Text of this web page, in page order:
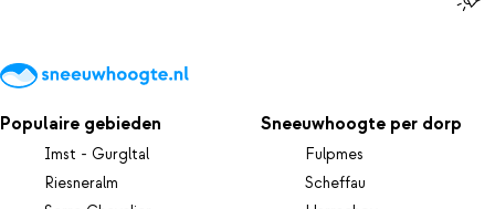
Populaire gebieden
Imst - Gurgltal
Riesneralm
Sneeuwhoogte per dorp
Fulpmes
Scheffau